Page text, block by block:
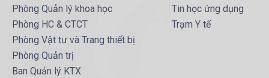
Phòng Quản lý khoa học
Phòng HC & CTCT
Phòng Vật tư và Trang thiết bị
Phòng Quản trị
Ban Quản lý KTX
Tin học ứng dụng
Trạm Y tế